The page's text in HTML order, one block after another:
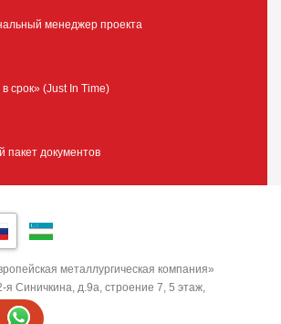
менеджер проекта
срок» (Just In Time)
пакет документов
металлургическая компания»
я Синичкина, д.9а, строение 7, 5 этаж,